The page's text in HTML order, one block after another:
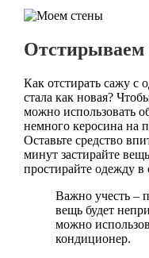
Отстирываем
Как отстирать сажу с
стала как новая?
можно использовать
немного керосина на
Оставьте средство
минут застирайте
простирайте одежду
Важно учесть –
вещь будет
можно
кондиционер.